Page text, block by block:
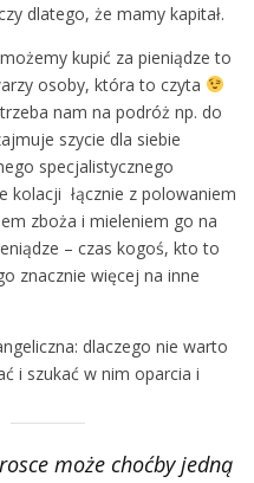
dlatego, że mamy kapitał.
kupić za pieniądze to
osoby, która to czyta
nam na podróż np. do
szycie dla siebie
specjalistycznego
kolacji łącznie z polowaniem
zboża i mieleniem go na
– czas kogoś, kto to
znacznie więcej na inne
dlaczego nie warto
i szukać w nim oparcia i
może choćby jedną